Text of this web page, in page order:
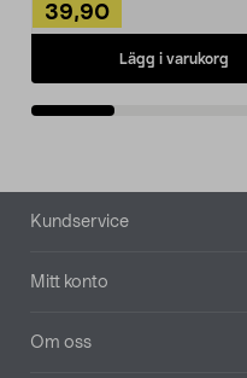
39,90
Lägg i varukorg
Sidfot
Kundservice
Mitt konto
Om oss